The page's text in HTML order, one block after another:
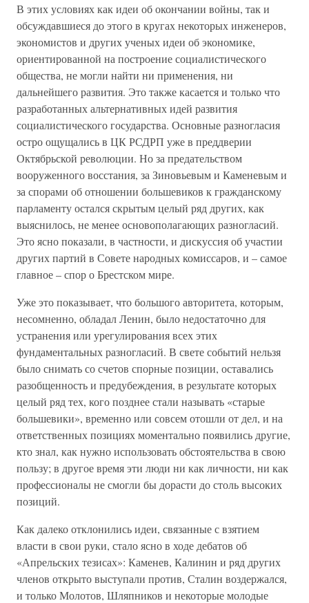
В этих условиях как идеи об окончании войны, так и
обсуждавшиеся до этого в кругах некоторых инженеров,
экономистов и других ученых идеи об экономике,
ориентированной на построение социалистического
общества, не могли найти ни применения, ни
дальнейшего развития. Это также касается и только что
разработанных альтернативных идей развития
социалистического государства. Основные разногласия
остро ощущались в ЦК РСДРП уже в преддверии
Октябрьской революции. Но за предательством
вооруженного восстания, за Зиновьевым и Каменевым и
за спорами об отношении большевиков к гражданскому
парламенту остался скрытым целый ряд других, как
выяснилось, не менее основополагающих разногласий.
Это ясно показали, в частности, и дискуссия об участии
других партий в Совете народных комиссаров, и – самое
главное – спор о Брестском мире.
Уже это показывает, что большого авторитета, которым,
несомненно, обладал Ленин, было недостаточно для
устранения или урегулирования всех этих
фундаментальных разногласий. В свете событий нельзя
было снимать со счетов спорные позиции, оставались
разобщенность и предубеждения, в результате которых
целый ряд тех, кого позднее стали называть «старые
большевики», временно или совсем отошли от дел, и на
ответственных позициях моментально появились другие,
кто знал, как нужно использовать обстоятельства в свою
пользу; в другое время эти люди ни как личности, ни как
профессионалы не смогли бы дорасти до столь высоких
позиций.
Как далеко отклонились идеи, связанные с взятием
власти в свои руки, стало ясно в ходе дебатов об
«Апрельских тезисах»: Каменев, Калинин и ряд других
членов открыто выступали против, Сталин воздержался,
и только Молотов, Шляпников и некоторые молодые